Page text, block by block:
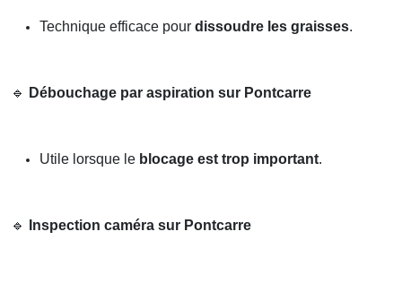
Technique efficace pour dissoudre les graisses.
🔹 Débouchage par aspiration sur Pontcarre
Utile lorsque le blocage est trop important.
🔹 Inspection caméra sur Pontcarre